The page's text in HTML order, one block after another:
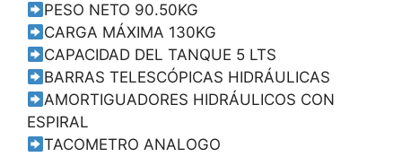
PESO NETO 90.50KG
CARGA MÁXIMA 130KG
CAPACIDAD DEL TANQUE 5 LTS
BARRAS TELESCÓPICAS HIDRÁULICAS
AMORTIGUADORES HIDRÁULICOS CON
ESPIRAL
TACOMETRO ANALOGO